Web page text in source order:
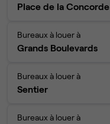
Place de la Concorde
Bureaux à louer à
Grands Boulevards
Bureaux à louer à
Sentier
Bureaux à louer à